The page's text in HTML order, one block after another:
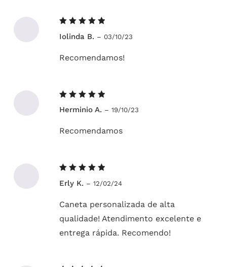
5de 5
Iolinda B. – 03/10/23
Recomendamos!
5de 5
Herminio A. – 19/10/23
Recomendamos
5de 5
Erly K. – 12/02/24
Caneta personalizada de alta
qualidade! Atendimento excelente e
entrega rápida. Recomendo!